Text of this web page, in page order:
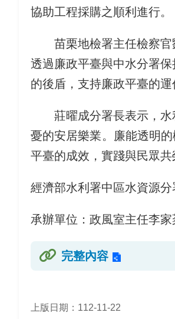
協助工程採購之順利進行。
苗栗地檢署主任檢察
透過廉政平臺與中水分署
的後盾，支持廉政平臺的
莊曜成分署長表示，
憂的安居樂業。廉能透明
平臺的成效，實踐與民眾共
經濟部水利署中區水資源
承辦單位：政風室主任李
完整內容
上版日期：112-11-22